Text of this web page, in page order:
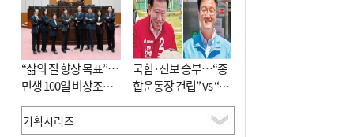
“삶의 질 향상 목표”…
민생 100일 비상조치
면밀 심사
국힘·진보 승부…“종
합운동장 건립” vs “출
근 공공버스 도입”